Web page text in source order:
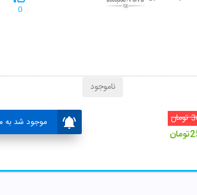
0
تومان
تومان
موجود شد به
ناموجود